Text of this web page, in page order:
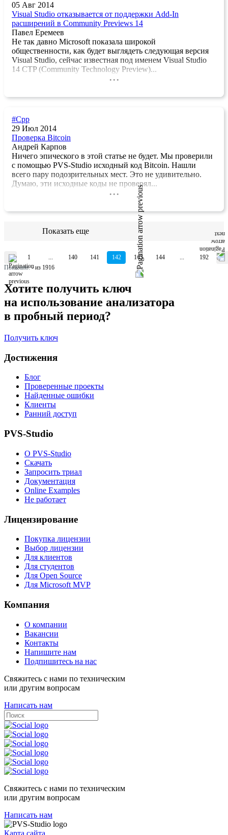
05 Авг 2014
Visual Studio отказывается от поддержки Add-In
расширений в Community Previews 14
Павел Еремеев
Не так давно Microsoft показала широкой
общественности, как будет выглядеть следующая версия
Visual Studio, сейчас известная под именем Visual Studio
14 CTP (Community Technology Preview)...
...
#Cpp
29 Июл 2014
Проверка Bitcoin
Андрей Карпов
Ничего эпического в этой статье не будет. Мы проверили
с помощью PVS-Studio исходный код Bitcoin. Нашли
всего пару подозрительных мест. Это не удивительно.
Думаю, эти исходные коды не проверял...
...
Показать еще
1 ... 140 141 142 143 144 ...
192
Показано: -из 1916
Хотите получить ключ
на использование анализатора
в пробный период?
Получить ключ
Достижения
Блог
Проверенные проекты
Найденные ошибки
Клиенты
Ранний доступ
PVS-Studio
О PVS-Studio
Скачать
Запросить триал
Документация
Online Examples
Не работает
Лицензирование
Покупка лицензии
Выбор лицензии
Для клиентов
Для студентов
Для Open Source
Для Microsoft MVP
Компания
О компании
Вакансии
Контакты
Напишите нам
Подпишитесь на нас
Свяжитесь с нами по техническим
или другим вопросам
Написать нам
Свяжитесь с нами по техническим
или другим вопросам
Написать нам
Карта сайта